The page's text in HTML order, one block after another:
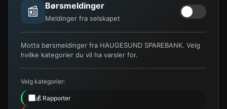
📰 Børsmeldinger
Meldinger fra selskapet
Motta børsmeldinger fra HAUGESUND SPAREBANK. Velg
hvilke kategorier du vil ha varsler for.
Velg kategorier:
💰 Rapporter